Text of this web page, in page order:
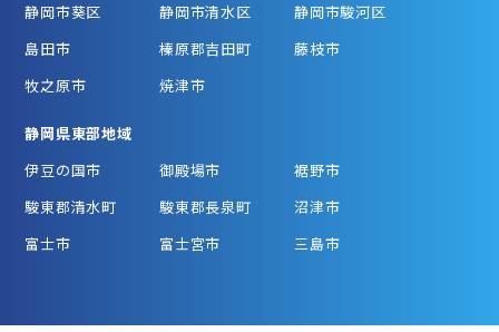
静岡市葵区
静岡市清水区
静岡市駿河区
島田市
榛原郡吉田町
藤枝市
牧之原市
焼津市
静岡県東部地域
伊豆の国市
御殿場市
裾野市
駿東郡清水町
駿東郡長泉町
沼津市
富士市
富士宮市 三島市